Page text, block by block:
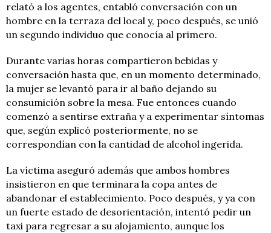
relató a los agentes, entabló conversación con un
hombre en la terraza del local y, poco después, se unió
un segundo individuo que conocía al primero.
Durante varias horas compartieron bebidas y
conversación hasta que, en un momento determinado,
la mujer se levantó para ir al baño dejando su
consumición sobre la mesa. Fue entonces cuando
comenzó a sentirse extraña y a experimentar síntomas
que, según explicó posteriormente, no se
correspondían con la cantidad de alcohol ingerida.
La víctima aseguró además que ambos hombres
insistieron en que terminara la copa antes de
abandonar el establecimiento. Poco después, y ya con
un fuerte estado de desorientación, intentó pedir un
taxi para regresar a su alojamiento, aunque los